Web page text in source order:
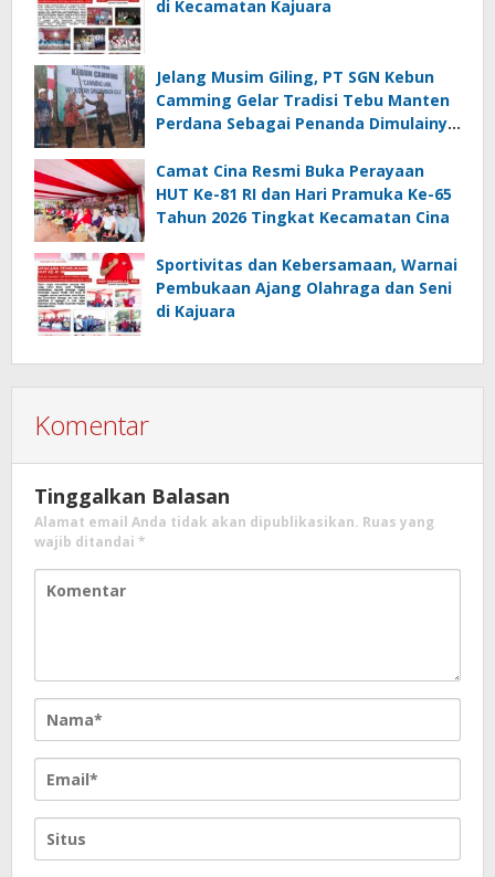
di Kecamatan Kajuara
Jelang Musim Giling, PT SGN Kebun
Camming Gelar Tradisi Tebu Manten
Perdana Sebagai Penanda Dimulainya
Camat Cina Resmi Buka Perayaan
HUT Ke-81 RI dan Hari Pramuka Ke-65
Tahun 2026 Tingkat Kecamatan Cina
Sportivitas dan Kebersamaan, Warnai
Pembukaan Ajang Olahraga dan Seni
di Kajuara
Komentar
Tinggalkan Balasan
Alamat email Anda tidak akan dipublikasikan. Ruas yang
wajib ditandai *